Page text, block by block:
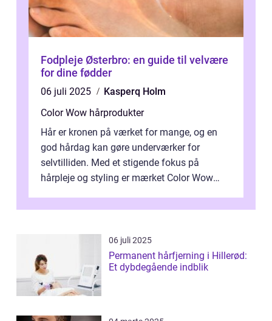
Fodpleje Østerbro: en guide til velvære
for dine fødder
06 juli 2025
Kasperq Holm
Color Wow hårprodukter
Hår er kronen på værket for mange, og en
god hårdag kan gøre underværker for
selvtilliden. Med et stigende fokus på
hårpleje og styling er mærket Color Wow
innova...
06 juli 2025
Permanent hårfjerning i Hillerød:
Et dybdegående indblik